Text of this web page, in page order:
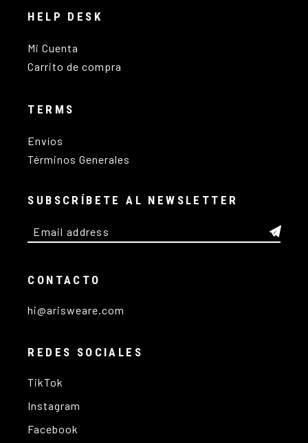
HELP DESK
Mi Cuenta
Carrito de compra
TERMS
Envíos
Términos Generales
SUBSCRÍBETE AL NEWSLETTER
CONTACTO
hi@arisweare.com
REDES SOCIALES
TikTok
Instagram
Facebook